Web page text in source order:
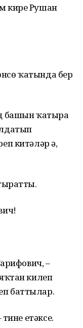
кире Рушан
ҡатында бер
башын ҡатыра
китәләр ҙә,
–
килеп
баттылар.
етәксе.